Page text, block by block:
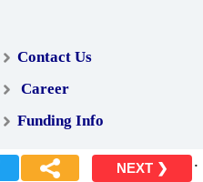
Contact Us
Career
Funding Info
NEXT ❯ .